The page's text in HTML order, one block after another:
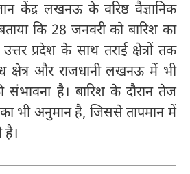
केंद्र लखनऊ के वरिष्ठ वैज्ञानिक
कि 28 जनवरी को बारिश का
प्रदेश के साथ तराई क्षेत्रों तक
और राजधानी लखनऊ में भी
संभावना है। बारिश के दौरान तेज
भी अनुमान है, जिससे तापमान में
है।